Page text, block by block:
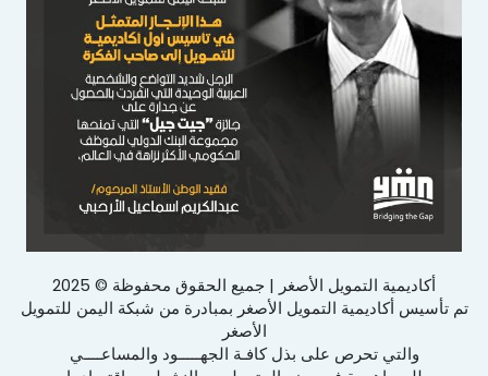
أكاديمية التمويل الأصغر | جميع الحقوق محفوظة © 2025
تم تأسيس أكاديمية التمويل الأصغر بمبادرة من شبكة اليمن للتمويل
الأصغر
والتي تحرص على بذل كافـة الجهـــــود والمساعــــي